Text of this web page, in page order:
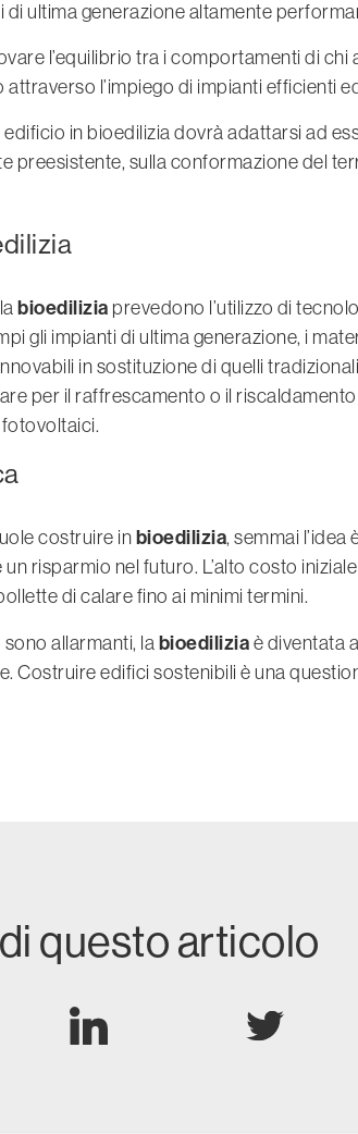
ultima generazione altamente
l’equilibrio tra i comportamenti di chi
attraverso l’impiego di impianti efficienti
edificio in bioedilizia dovrà adattarsi ad
preesistente, sulla conformazione del
bioedilizia prevedono l’utilizzo di
gli impianti di ultima generazione, i
in sostituzione di quelli
per il raffrescamento o il
fotovoltaici.
costruire inbioedilizia, semmai l’idea
risparmio nel futuro. L’alto costo
di calare fino ai minimi termini.
allarmanti, la bioedilizia è diventata
Costruire edifici sostenibili è una
questo articolo